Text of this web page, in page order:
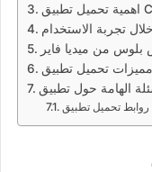
تجربة الاستخدام
من ميديا فاير